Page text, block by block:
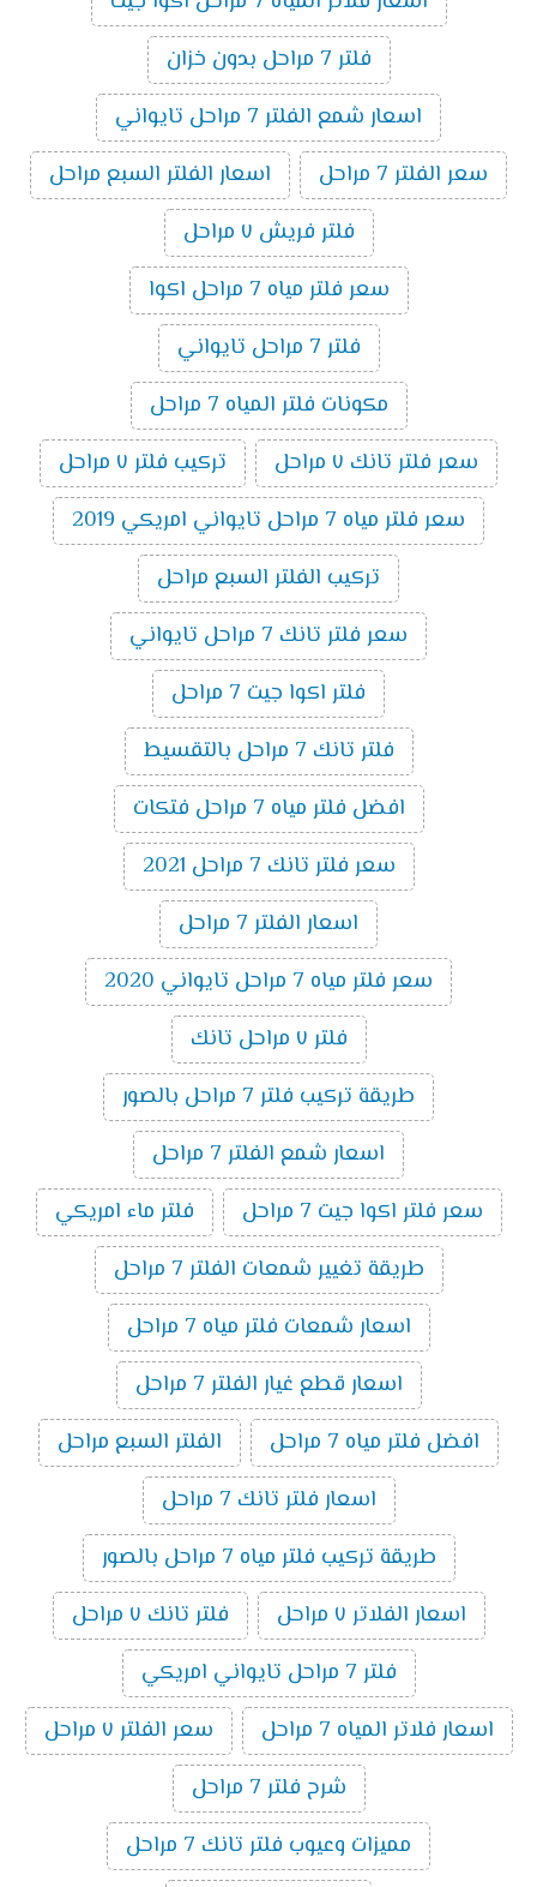
فلتر 7 مراحل بدون خزان
اسعار شمع الفلتر 7 مراحل تايواني
سعر الفلتر 7 مراحل
اسعار الفلتر السبع مراحل
فلتر فريش ٧ مراحل
سعر فلتر مياه 7 مراحل اكوا
فلتر 7 مراحل تايواني
مكونات فلتر المياه 7 مراحل
سعر فلتر تانك ٧ مراحل
تركيب فلتر ٧ مراحل
سعر فلتر مياه 7 مراحل تايواني امريكي 2019
تركيب الفلتر السبع مراحل
سعر فلتر تانك 7 مراحل تايواني
فلتر اكوا جيت 7 مراحل
فلتر تانك 7 مراحل بالتقسيط
افضل فلتر مياه 7 مراحل فتكات
سعر فلتر تانك 7 مراحل 2021
اسعار الفلتر 7 مراحل
سعر فلتر مياه 7 مراحل تايواني 2020
فلتر ٧ مراحل تانك
طريقة تركيب فلتر 7 مراحل بالصور
اسعار شمع الفلتر 7 مراحل
سعر فلتر اكوا جيت 7 مراحل
فلتر ماء امريكي
طريقة تغيير شمعات الفلتر 7 مراحل
اسعار شمعات فلتر مياه 7 مراحل
اسعار قطع غيار الفلتر 7 مراحل
افضل فلتر مياه 7 مراحل
الفلتر السبع مراحل
اسعار فلتر تانك 7 مراحل
طريقة تركيب فلتر مياه 7 مراحل بالصور
اسعار الفلاتر ٧ مراحل
فلتر تانك ٧ مراحل
فلتر 7 مراحل تايواني امريكي
اسعار فلاتر المياه 7 مراحل
سعر الفلتر ٧ مراحل
شرح فلتر 7 مراحل
مميزات وعيوب فلتر تانك 7 مراحل